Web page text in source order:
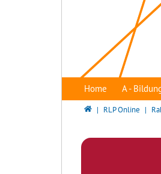
Home A -
Bildungsserver
RLP Online